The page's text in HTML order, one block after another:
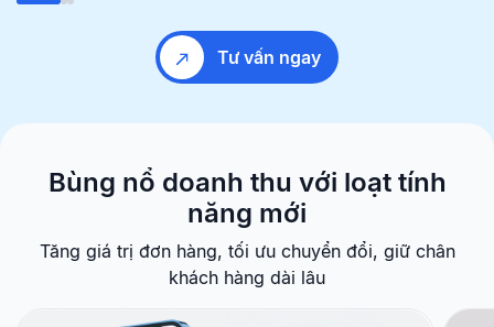
Tư vấn ngay
Bùng nổ doanh thu với loạt tính
năng mới
Tăng giá trị đơn hàng, tối ưu chuyển đổi, giữ chân
khách hàng dài lâu